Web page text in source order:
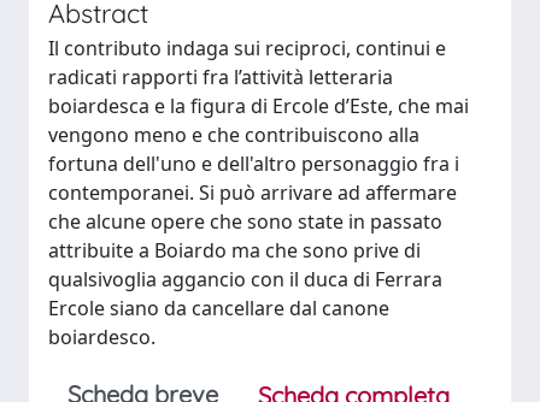
Abstract
Il contributo indaga sui reciproci, continui e
radicati rapporti fra l’attività letteraria
boiardesca e la figura di Ercole d’Este, che mai
vengono meno e che contribuiscono alla
fortuna dell'uno e dell'altro personaggio fra i
contemporanei. Si può arrivare ad affermare
che alcune opere che sono state in passato
attribuite a Boiardo ma che sono prive di
qualsivoglia aggancio con il duca di Ferrara
Ercole siano da cancellare dal canone
boiardesco.
Scheda breve
Scheda completa